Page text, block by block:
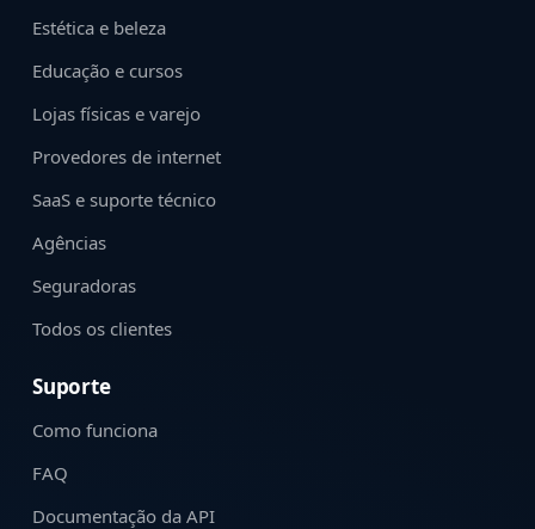
Estética e beleza
Educação e cursos
Lojas físicas e varejo
Provedores de internet
SaaS e suporte técnico
Agências
Seguradoras
Todos os clientes
Suporte
Como funciona
FAQ
Documentação da API